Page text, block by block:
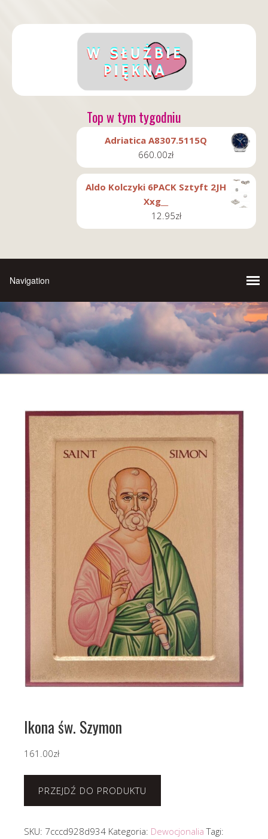
Top w tym tygodniu
Adriatica A8307.5115Q
660.00zł
Aldo Kolczyki 6PACK Sztyft 2JH
Xxg__
12.95zł
Ikona św. Szymon
161.00zł
PRZEJDŹ DO PRODUKTU
SKU: 7cccd928d934 Kategoria: Dewocjonalia Tagi: